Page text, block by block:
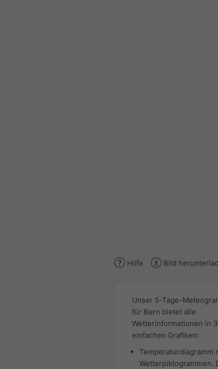
Hilfe Bild
Unser 5-Tage-
für Bern bietet alle
Wetterinformationen in 3
einfachen Grafiken:
Temperaturdiagramm
Wetterpiktogrammen.